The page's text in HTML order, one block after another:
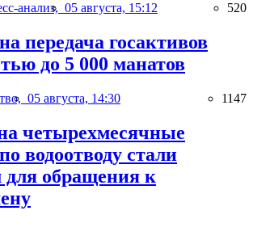
анализ, 05 августа, 15:12 520
передача госактивов
до 5 000 манатов
05 августа, 14:30 1147
четырехмесячные
водоотводу стали
для обращения к